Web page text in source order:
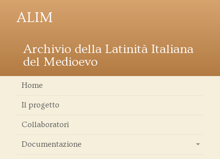
ALIM
Archivio della Latinità Italiana
del Medioevo
Home
Il progetto
Collaboratori
Documentazione